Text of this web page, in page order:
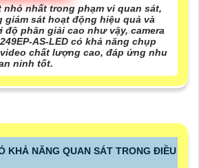
nhỏ nhất trong phạm vi quan sát,
giám sát hoạt động hiệu quả và
độ phân giải cao như vậy, camera
AS-LED có khả năng chụp
chất lượng cao, đáp ứng nhu
ninh tốt.
KHẢ NĂNG QUAN SÁT TRONG ĐIỀU